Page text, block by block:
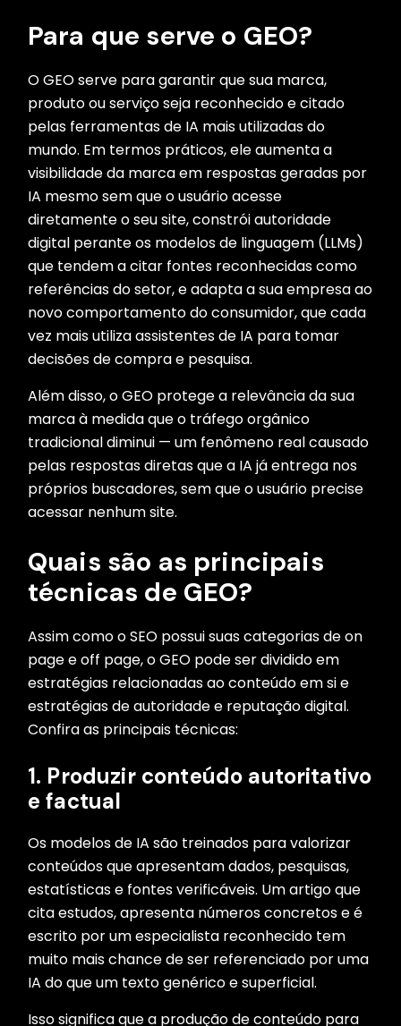
Para que serve o GEO?
O GEO serve para garantir que sua marca,
produto ou serviço seja reconhecido e citado
pelas ferramentas de IA mais utilizadas do
mundo. Em termos práticos, ele aumenta a
visibilidade da marca em respostas geradas por
IA mesmo sem que o usuário acesse
diretamente o seu site, constrói autoridade
digital perante os modelos de linguagem (LLMs)
que tendem a citar fontes reconhecidas como
referências do setor, e adapta a sua empresa ao
novo comportamento do consumidor, que cada
vez mais utiliza assistentes de IA para tomar
decisões de compra e pesquisa.
Além disso, o GEO protege a relevância da sua
marca à medida que o tráfego orgânico
tradicional diminui — um fenômeno real causado
pelas respostas diretas que a IA já entrega nos
próprios buscadores, sem que o usuário precise
acessar nenhum site.
Quais são as principais
técnicas de GEO?
Assim como o SEO possui suas categorias de on
page e off page, o GEO pode ser dividido em
estratégias relacionadas ao conteúdo em si e
estratégias de autoridade e reputação digital.
Confira as principais técnicas:
1. Produzir conteúdo autoritativo
e factual
Os modelos de IA são treinados para valorizar
conteúdos que apresentam dados, pesquisas,
estatísticas e fontes verificáveis. Um artigo que
cita estudos, apresenta números concretos e é
escrito por um especialista reconhecido tem
muito mais chance de ser referenciado por uma
IA do que um texto genérico e superficial.
Isso significa que a produção de conteúdo para